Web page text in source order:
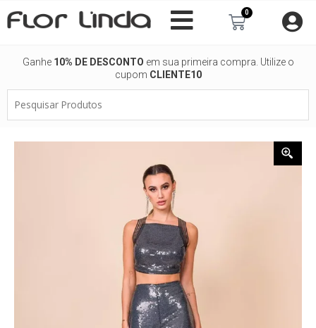
para
0
Carrinho
Ganhe 10% DE DESCONTO em sua primeira compra. Utilize o
cupom CLIENTE10
Produtos